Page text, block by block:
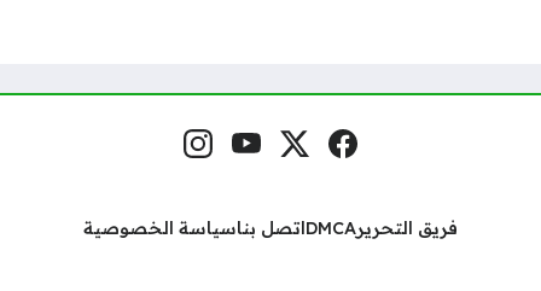
مواقع التواصل فيسبوكمنصة إكس
يوتيوبإنستغرام
فريق التحريرDMCAاتصل بناسياسة الخصوصية